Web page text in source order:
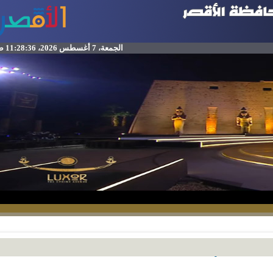
الجمعة، 7 أغسطس 2026، 11:28:36 ص